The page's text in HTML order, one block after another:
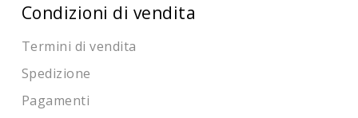
Condizioni di vendita
Termini di vendita
Spedizione
Pagamenti